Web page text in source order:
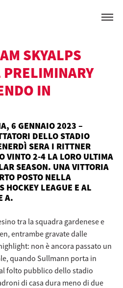
SKYALPS
IN
6 GENNAIO 2023 –
DELLO STADIO
SERA I RITTNER
VINTO 2-4 LA LORO ULTIMA
SEASON. UNA VITTORIA
POSTO NELLA
HOCKEY LEAGUE E AL
A.
tra la squadra gardenese e
entrambe gravate dalle
non è ancora passato un
quando Sullmann porta in
folto pubblico dello stadio
di casa dura meno di due